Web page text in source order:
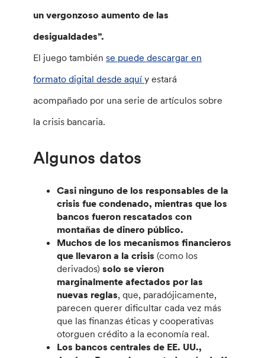
un vergonzoso aumento de las
desigualdades”.
El juego tambiénse puede descargar en
formato digital desde aquíy estará
acompañado por una serie de artículos sobre
la crisis bancaria.
Algunos datos
Casi ninguno de los responsables de la
crisis fue condenado, mientras que los
bancos fueron rescatados con
montañas de dinero público.
Muchos de los mecanismos financieros
que llevaron a la crisis(como los
derivados) solo se vieron
marginalmente afectados por las
nuevas reglas, que, paradójicamente,
parecen querer dificultar cada vez más
que las finanzas éticas y cooperativas
otorguen crédito a la economía real.
Los bancos centrales de EE. UU.,